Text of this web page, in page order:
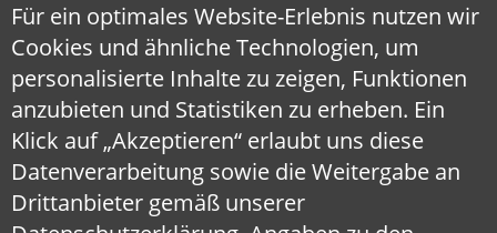
Für ein optimales Website-Erlebnis nutzen wir
Cookies und ähnliche Technologien, um
personalisierte Inhalte zu zeigen, Funktionen
anzubieten und Statistiken zu erheben. Ein
Klick auf „Akzeptieren“ erlaubt uns diese
Datenverarbeitung sowie die Weitergabe an
Drittanbieter gemäß unserer